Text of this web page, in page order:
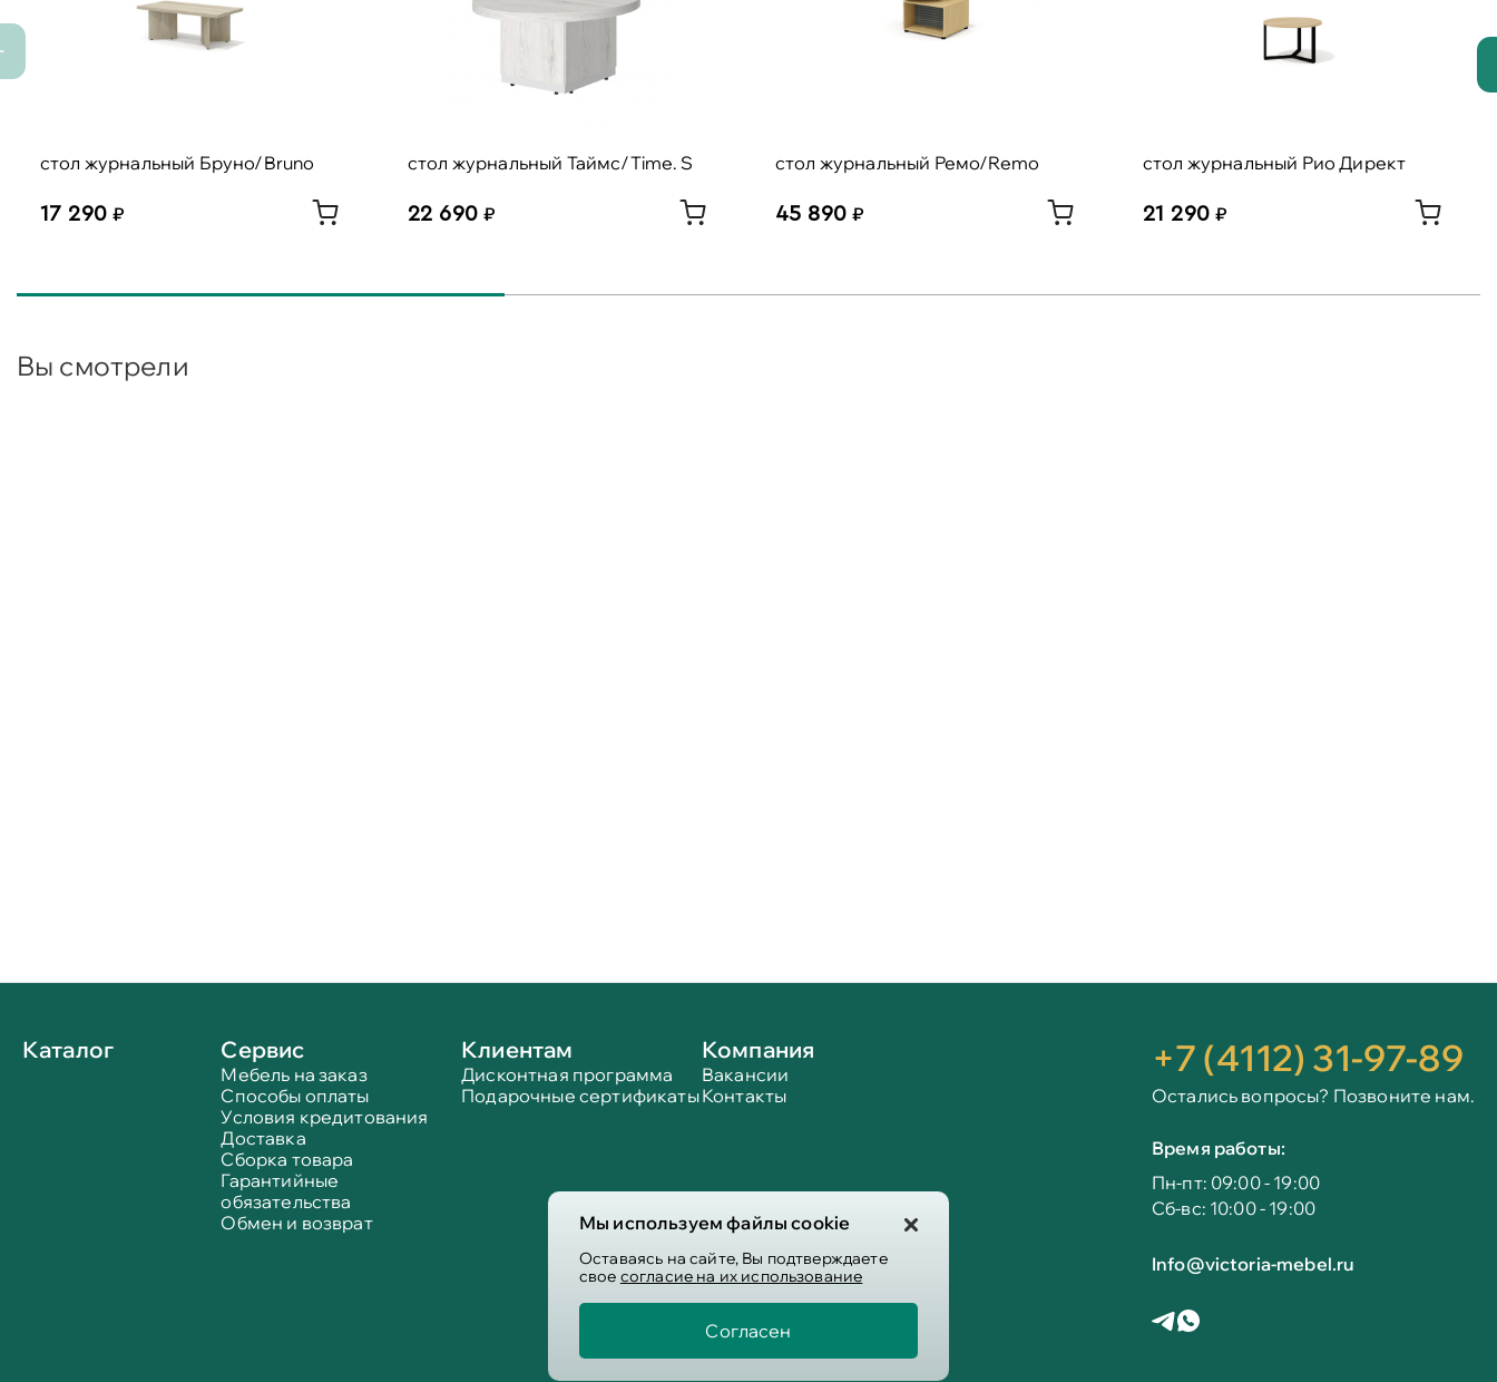
Мы используем файлы cookie
Оставаясь на сайте, Вы подтверждаете
свое согласие на их использование
Согласен
стол журнальный Бруно/Bruno
17 290
стол журнальный Таймс/Time. S
22 690
стол журнальный Ремо/Remo
45 890
стол журнальный Рио Директ
21 290
Вы смотрели
Каталог Сервис
Мебель на заказ
Способы оплаты
Условия кредитования
Доставка
Сборка товара
Гарантийные
обязательства
Обмен и возврат
Клиентам
Дисконтная программа
Подарочные сертификаты
Компания
Вакансии
Контакты
+7 (4112) 31-97-89
Остались вопросы? Позвоните нам.
Время работы:
Пн-пт: 09:00 - 19:00
Сб-вс: 10:00 - 19:00
Info@victoria-mebel.ru